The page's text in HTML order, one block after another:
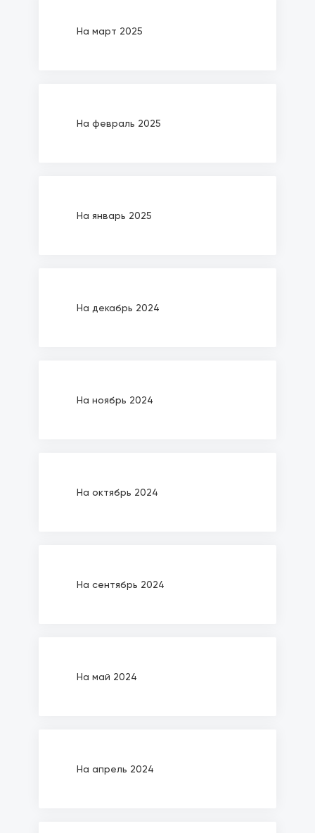
На март 2025
На февраль 2025
На январь 2025
На декабрь 2024
На ноябрь 2024
На октябрь 2024
На сентябрь 2024
На май 2024
На апрель 2024